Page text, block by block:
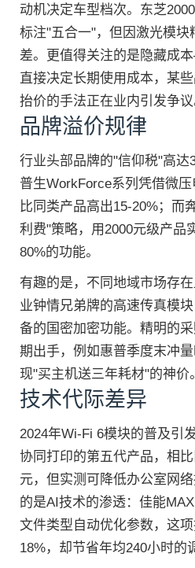
动机决定车型档次。东芝
标注"五合一"，但因激光模块
差。更值得关注的是隐藏成
直接决定长期使用成本，某
抬价的手法正在业内引发争议
品牌溢价规律
行业头部品牌的"信仰税"高达
普生WorkForce系列凭借微
比同类产品高出15-20%；而
利费"策略，用2000元级产品
80%的功能。
有趣的是，不同地域市场存
业钟情兄弟牌的高速传真模
备的国密加密功能。精明的
期出手，例如惠普季度末冲
现"买主机送三年耗材"的神价。
技术代际差异
2024年Wi-Fi 6模块的普及引
协同打印的第五代产品，相
元，但实测可降低办公室网
的是AI技术的渗透：佳能
文件类型自动优化参数，这
18%，却节省年均240小时的